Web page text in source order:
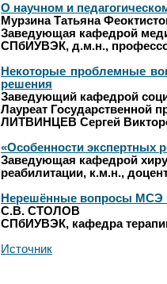
О научном и
Мурзина Татьяна
Заведующая кафедрой
СПбИУВЭК, д.м.н.,
Некоторые проблемные
решения
Заведующий кафедрой
Лауреат Государственной
ЛИТВИНЦЕВ Сергей
«Особенности экспертных
Заведующая кафедрой
реабилитации, к.м.н.,
Нерешённые вопросы МСЭ
С.В. СТОЛОВ
СПбИУВЭК, кафедра
Источник